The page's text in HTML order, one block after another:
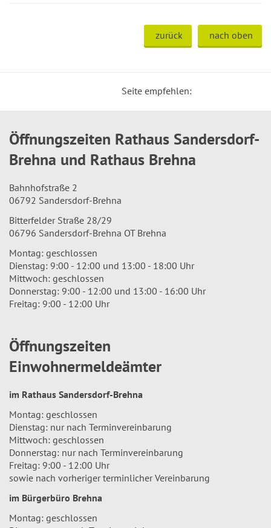
zurück nach oben
Seite empfehlen:
Öffnungszeiten Rathaus Sandersdorf-
Brehna und Rathaus Brehna
Bahnhofstraße 2
06792 Sandersdorf-Brehna
Bitterfelder Straße 28/29
06796 Sandersdorf-Brehna OT Brehna
Montag: geschlossen
Dienstag: 9:00 - 12:00 und 13:00 - 18:00 Uhr
Mittwoch: geschlossen
Donnerstag: 9:00 - 12:00 und 13:00 - 16:00 Uhr
Freitag: 9:00 - 12:00 Uhr
Öffnungszeiten
Einwohnermeldeämter
im Rathaus Sandersdorf-Brehna
Montag: geschlossen
Dienstag: nur nach Terminvereinbarung
Mittwoch: geschlossen
Donnerstag: nur nach Terminvereinbarung
Freitag: 9:00 - 12:00 Uhr
sowie nach vorheriger terminlicher Vereinbarung
im Bürgerbüro Brehna
Montag: geschlossen